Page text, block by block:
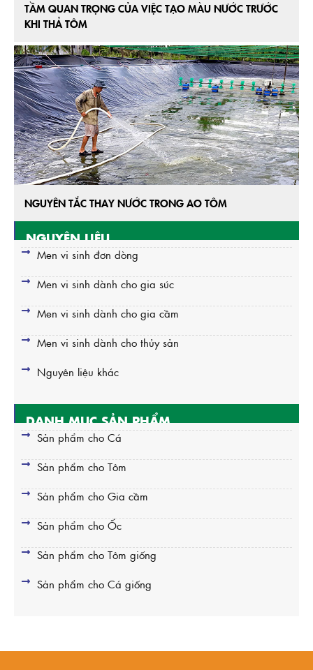
TẦM QUAN TRỌNG CỦA VIỆC TẠO MÀU NƯỚC TRƯỚC
KHI THẢ TÔM
NGUYÊN TẮC THAY NƯỚC TRONG AO TÔM
NGUYÊN LIỆU
Men vi sinh đơn dòng
Men vi sinh dành cho gia súc
Men vi sinh dành cho gia cầm
Men vi sinh dành cho thủy sản
Nguyên liệu khác
DANH MỤC SẢN PHẨM
Sản phẩm cho Cá
Sản phẩm cho Tôm
Sản phẩm cho Gia cầm
Sản phẩm cho Ốc
Sản phẩm cho Tôm giống
Sản phẩm cho Cá giống